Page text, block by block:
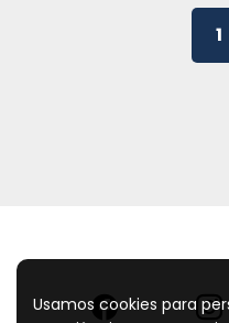
1
Usamos cookies para